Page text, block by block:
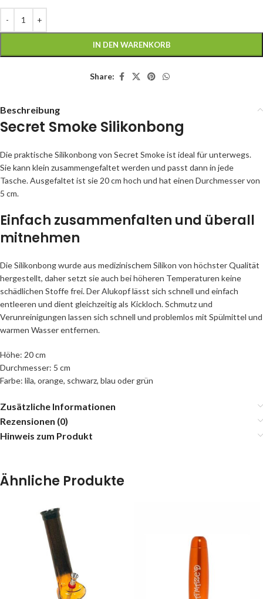
IN DEN WARENKORB
Share:
Beschreibung
Secret Smoke Silikonbong
Die praktische Silikonbong von Secret Smoke ist ideal für unterwegs.
Sie kann klein zusammengefaltet werden und passt dann in jede
Tasche. Ausgefaltet ist sie 20 cm hoch und hat einen Durchmesser von
5 cm.
Einfach zusammenfalten und überall
mitnehmen
Die Silikonbong wurde aus medizinischem Silikon von höchster Qualität
hergestellt, daher setzt sie auch bei höheren Temperaturen keine
schädlichen Stoffe frei. Der Alukopf lässt sich schnell und einfach
entleeren und dient gleichzeitig als Kickloch. Schmutz und
Verunreinigungen lassen sich schnell und problemlos mit Spülmittel und
warmen Wasser entfernen.
Höhe: 20 cm
Durchmesser: 5 cm
Farbe: lila, orange, schwarz, blau oder grün
Zusätzliche Informationen
Rezensionen (0)
Hinweis zum Produkt
Ähnliche Produkte